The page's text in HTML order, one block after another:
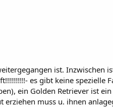
ist. Inzwischen
es gibt keine spezielle
ein Golden Retriever ist
muss u. ihnen